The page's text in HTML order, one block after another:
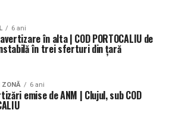
6 ani
în alta | COD PORTOCALIU de
în trei sferturi din țară
ZONĂ 6 ani
emise de ANM | Clujul, sub COD